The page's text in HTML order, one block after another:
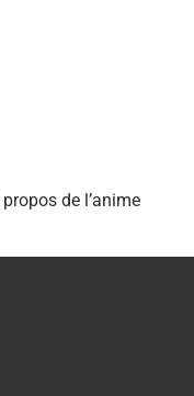
de l’anime